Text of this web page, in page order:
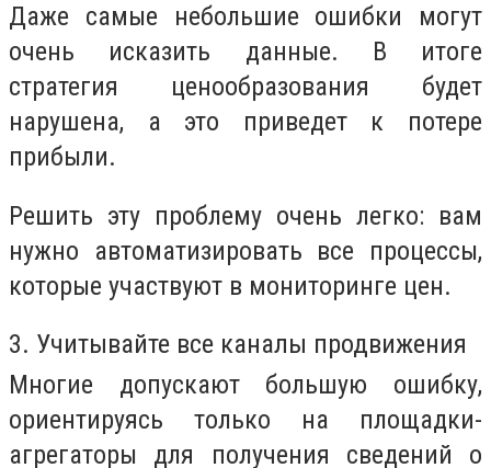
Даже самые небольшие ошибки могут
очень исказить данные. В итоге
стратегия ценообразования будет
нарушена, а это приведет к потере
прибыли.
Решить эту проблему очень легко: вам
нужно автоматизировать все процессы,
которые участвуют в мониторинге цен.
3. Учитывайте все каналы продвижения
Многие допускают большую ошибку,
ориентируясь только на площадки-
агрегаторы для получения сведений о